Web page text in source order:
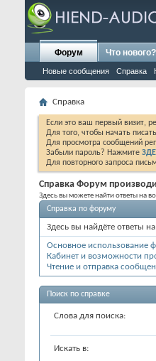
Форум
Новые сообщения Справка
Что нового?
Справка
Если это ваш первый визит,
Для того, чтобы начать
Для просмотра сообщений
Забыли пароль? Нажмите
Для повторного запроса
Справка Форум
Здесь вы можете найти ответы на
Справка по форуму
Здесь вы найдёте ответы
Основное использование
Кабинет и возможности
Чтение и отправка
Поиск по справке
Слова для поиска:
Искать в: